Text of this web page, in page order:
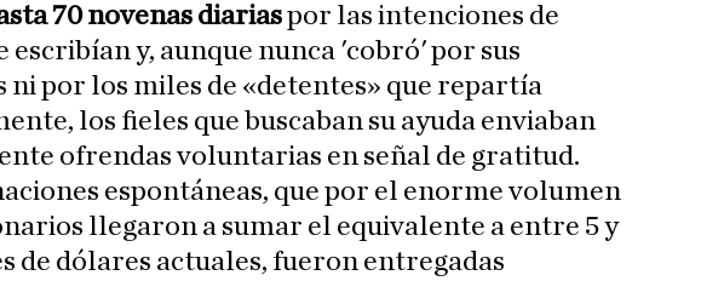
70 novenas diariaspor las intenciones de
escribían y, aunque nunca 'cobró' por sus
ni por los miles de «detentes» que repartía
los fieles que buscaban su ayuda enviaban
ofrendas voluntarias en señal de gratitud.
espontáneas, que por el enorme volumen
llegaron a sumar el equivalente a entre 5 y
de dólares actuales, fueron entregadas